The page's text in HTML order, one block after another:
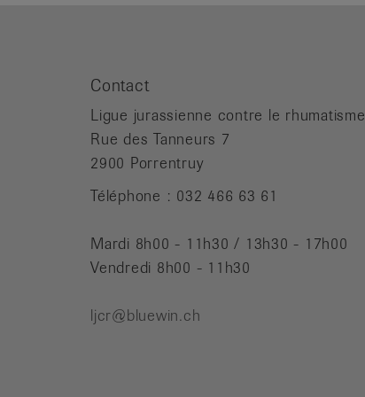
Contact
Ligue jurassienne contre le rhumatisme
Rue des Tanneurs 7
2900 Porrentruy
Téléphone : 032 466 63 61
Mardi 8h00 - 11h30 / 13h30 - 17h00
Vendredi 8h00 - 11h30
ljcr@bluewin.ch